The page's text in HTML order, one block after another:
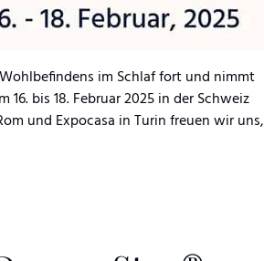
im Schlaf fort und nimmt
bis 18. Februar 2025 in der Schweiz
und Expocasa in Turin freuen wir uns,